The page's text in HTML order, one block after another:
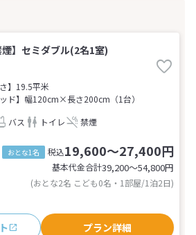
煙】セミダブル(2名1室)
さ】19.5平米
ッド】幅120cm×長さ200cm（1台）
バス トイレ 禁煙
おとな1名 税込19,600～27,400円
基本代金合計39,200〜54,800円
(おとな2名 こども0名・1部屋/1泊2日)
プラン詳細